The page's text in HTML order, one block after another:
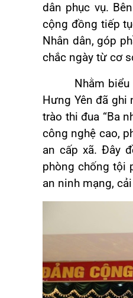
dân phục vụ.
cộng đồng tiếp
Nhân dân, góp
chắc ngày từ cơ
Nhằm biểu
Hưng Yên đã ghi
trào thi đua “Ba
công nghệ cao,
an cấp xã. Đây
phòng chống tội
an ninh mạng,